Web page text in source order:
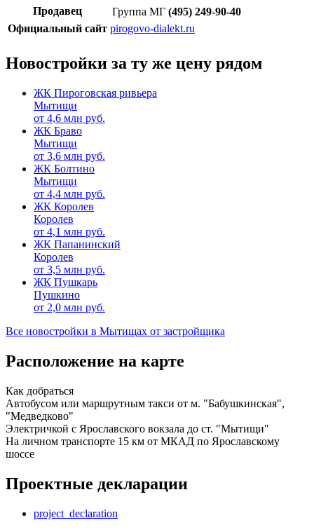
Продавец
Группа МГ (495) 249-90-40
Официальный сайт pirogovo-dialekt.ru
Новостройки за ту же цену рядом
ЖК Пироговская ривьера
Мытищи
от 4,6 млн руб.
ЖК Браво
Мытищи
от 3,6 млн руб.
ЖК Болтино
Мытищи
от 4,4 млн руб.
ЖК Королев
Королев
от 4,1 млн руб.
ЖК Папанинский
Королев
от 3,5 млн руб.
ЖК Пушкарь
Пушкино
от 2,0 млн руб.
Все новостройки в Мытищах от застройщика
Расположение на карте
Как добраться
Автобусом или маршрутным такси от м. "Бабушкинская",
"Медведково"
Электричкой с Ярославского вокзала до ст. "Мытищи"
На личном транспорте 15 км от МКАД по Ярославскому
шоссе
Проектные декларации
project_declaration